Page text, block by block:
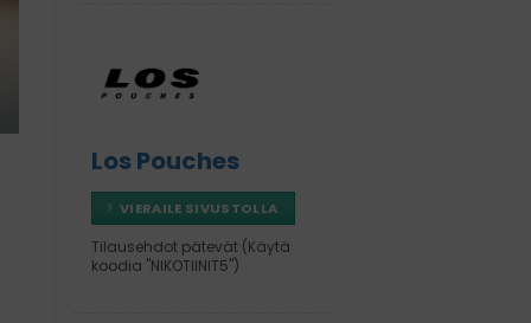
Los Pouches
VIERAILE SIVUSTOLLA
Tilausehdot pätevät (Käytä
koodia "NIKOTIINIT5")